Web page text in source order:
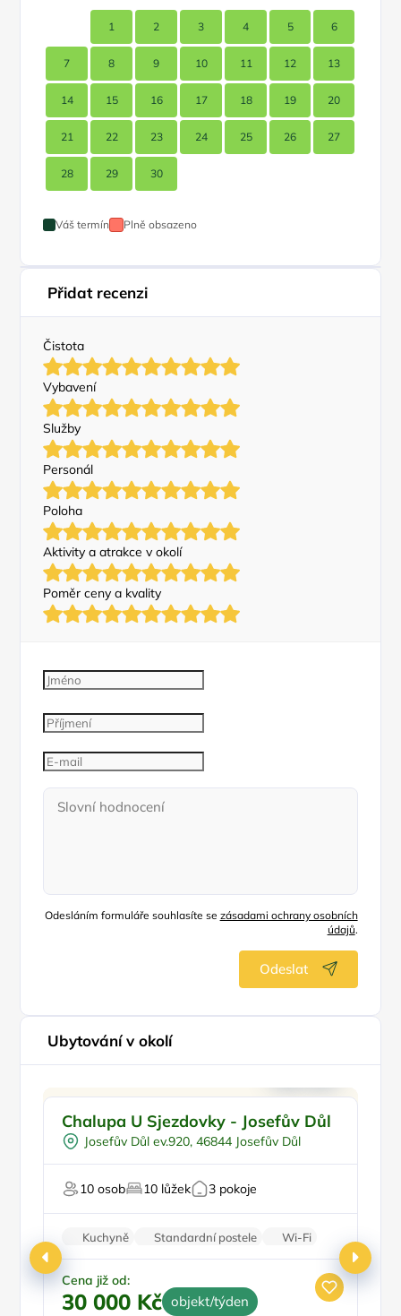
1 2 3 4 5 6
7 8 9 10 11 12 13
14 15 16 17 18 19 20
21 22 23 24 25 26 27
28 29 30
Váš termín Plně obsazeno
Přidat recenzi
Čistota
Vybavení
Služby
Personál
Poloha
Aktivity a atrakce v okolí
Poměr ceny a kvality
Odesláním formuláře souhlasíte se zásadami ochrany osobních
údajů.
Odeslat
Ubytování v okolí
Pro sportovce
U lesa
U sjezdovky
Doporučujeme
Chalupa U Sjezdovky - Josefův Důl
Josefův Důl ev.920, 46844 Josefův Důl
10 osob 10 lůžek 3 pokoje
Kuchyně Standardní postele
Wi-Fi
Koupelna
Parkování zdarma
Cena již od:
30 000 Kč objekt/týden